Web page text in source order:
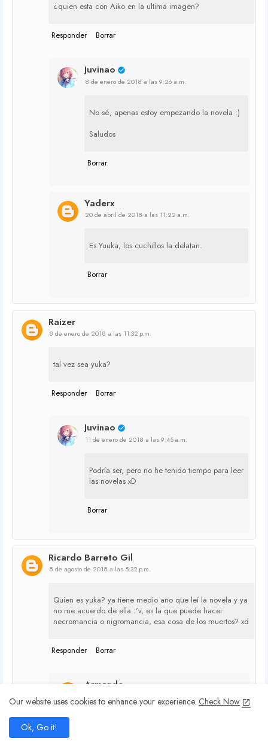
¿quien esta con Aiko en la ultima imagen?
Responder Borrar
Juvinao
8 de enero de 2018 a las 9:26 a.m.
No sé, apenas estoy empezando la novela :)
Saludos
Borrar
Yaderx
20 de abril de 2018 a las 11:22 a.m.
Es Yuuka, los cuchillos la delatan.
Borrar
Raizer
8 de enero de 2018 a las 11:32 p.m.
tal vez sea yuka?
Responder Borrar
Juvinao
11 de enero de 2018 a las 9:45 a.m.
Podría ser, pero no he tenido tiempo para leer
las novelas xD
Borrar
Ricardo Barreto Gil
8 de agosto de 2018 a las 5:32 p.m.
Quien es yuka? ya tiene medio año que leí la novela y ya
no me acuerdo de ella :'v, es la que puede hacer
necromancia o nigromancia, esa cosa de los muertos? xd
Responder Borrar
Armando
13 de agosto de 2018 a las 8:26 p.m.
Our website uses cookies to enhance your experience. Check Now
Ok, Go it!
home